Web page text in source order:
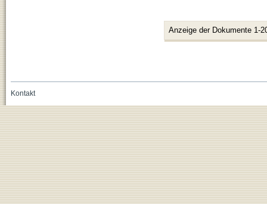
Anzeige der Dokumente 1-
Kontakt